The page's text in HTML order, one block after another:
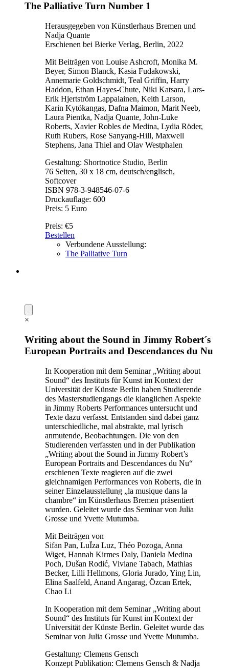
The Palliative Turn Number 1
Herausgegeben von Künstlerhaus Bremen und
Nadja Quante
Erschienen bei Bierke Verlag, Berlin, 2022
Mit Beiträgen von Louise Ashcroft, Monika M.
Beyer, Simon Blanck, Kasia Fudakowski,
Annemarie Goldschmidt, Teal Griffin, Harry
Haddon, Ethan Hayes-Chute, Niki Katsara, Lars-
Erik Hjertström Lappalainen, Keith Larson,
Karin Kytökangas, Dafna Maimon, Marit Neeb,
Laura Pientka, Nadja Quante, John-Luke
Roberts, Xavier Robles de Medina, Lydia Röder,
Ruth Rubers, Rose Sanyang-Hill, Maxwell
Stephens, Jana Thiel and Olav Westphalen
Gestaltung: Shortnotice Studio, Berlin
76 Seiten, 30 x 18 cm, deutsch/englisch,
Softcover
ISBN 978-3-948546-07-6
Druckauflage: 600
Preis: 5 Euro
Preis: €5
Bestellen
Verbundene Ausstellung:
The Palliative Turn
×
Writing about the Sound in Jimmy Robert´s
European Portraits and Descendances du Nu
In Kooperation mit dem Seminar „Writing about
Sound“ des Instituts für Kunst im Kontext der
Universität der Künste Berlin haben Studierende
des Masterstudiengangs die klanglichen Aspekte
in Jimmy Roberts Performances untersucht und
Texte dazu verfasst. Entstanden sind dabei ganz
unterschiedliche, mal abstrakte, mal lyrisch
anmutende, Beobachtungen. Die von den
Studierenden verfassten und in der Publikation
„Writing about the Sound in Jimmy Robert’s
European Portraits and Descendances du Nu“
erschienen Texte reagieren auf die zwei
gleichnamigen Performances von Roberts, die in
seiner Einzelausstellung „la musique dans la
chambre“ im Künstlerhaus Bremen präsentiert
wurden. Geleitet wurde das Seminar von Julia
Grosse und Yvette Mutumba.
Mit Beiträgen von
Sifan Pan, LuÏza Luz, Théo Pozoga, Anna
Wiget, Hannah Kirmes Daly, Daniela Medina
Poch, Dušan Rodić, Viviane Tabach, Mathias
Becker, Lilli Hellmons, Gloria Jurado, Ying Lin,
Elina Saalfeld, Anand Angarag, Özcan Ertek,
Chao Li
In Kooperation mit dem Seminar „Writing about
Sound“ des Instituts für Kunst im Kontext der
Universität der Künste Berlin. Geleitet wurde das
Seminar von Julia Grosse und Yvette Mutumba.
Gestaltung: Clemens Gensch
Konzept Publikation: Clemens Gensch & Nadja